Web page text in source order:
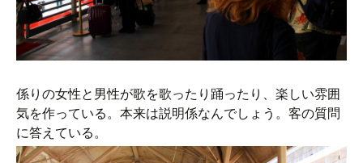
係りの女性と男性が歌を歌ったり踊ったり、楽しい雰囲
気を作っている。本来は説明係なんでしょう。客の質問
に答えている。